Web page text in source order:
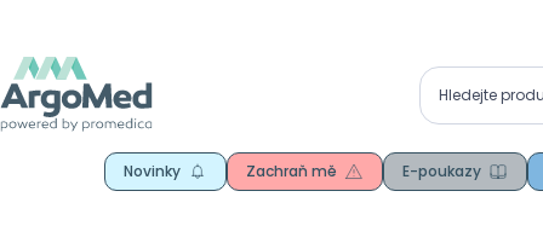
Novinky Zachraň mě E-poukazy